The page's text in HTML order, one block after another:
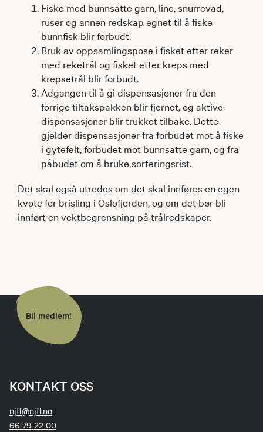
Fiske med bunnsatte garn, line, snurrevad,
ruser og annen redskap egnet til å fiske
bunnfisk blir forbudt.
Bruk av oppsamlingspose i fisket etter reker
med reketrål og fisket etter kreps med
krepsetrål blir forbudt.
Adgangen til å gi dispensasjoner fra den
forrige tiltakspakken blir fjernet, og aktive
dispensasjoner blir trukket tilbake. Dette
gjelder dispensasjoner fra forbudet mot å fiske
i gytefelt, forbudet mot bunnsatte garn, og fra
påbudet om å bruke sorteringsrist.
Det skal også utredes om det skal innføres en egen
kvote for brisling i Oslofjorden, og om det bør bli
innført en vektbegrensning på trålredskaper.
Bli medlem!
KONTAKT OSS
njff@njff.no
66 79 22 00